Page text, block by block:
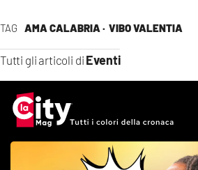
TAG AMA CALABRIA · VIBO VALENTIA
Tutti gli articoli di Eventi